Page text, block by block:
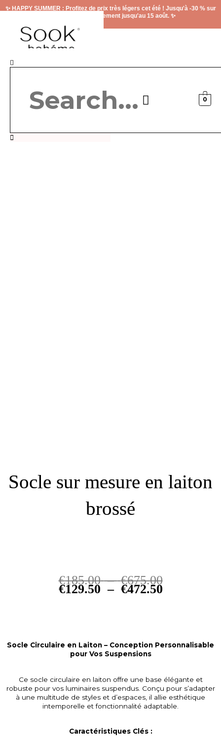
au
✨ HAPPY SUMMER : Profitez de prix très légers cet été ! Jusqu'à -30 % sur
le site, valable uniquement jusqu'au 15 août. ✨
Rechercher
0
Socle sur mesure en laiton
brossé
€185.00 – €675.00Plage
de
€129.50 – €472.50
Plage
de
Socle Circulaire en Laiton – Conception Personnalisable
pour Vos Suspensions
Ce socle circulaire en laiton offre une base élégante et
robuste pour vos luminaires suspendus. Conçu pour s’adapter
à une multitude de styles et d’espaces, il allie esthétique
intemporelle et fonctionnalité adaptable.
Caractéristiques Clés :